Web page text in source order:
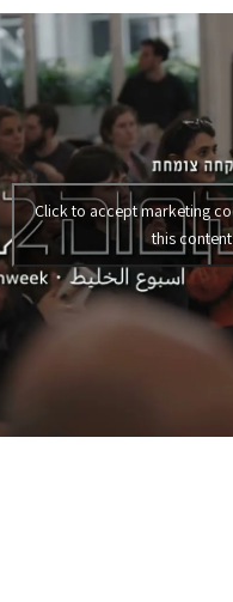
Click to accept marketing
this content